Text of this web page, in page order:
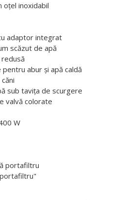
oțel inoxidabil
adaptor integrat
scăzut de apă
abur și apă caldă
sub tavița de scurgere
valvă colorate
W
portafiltru